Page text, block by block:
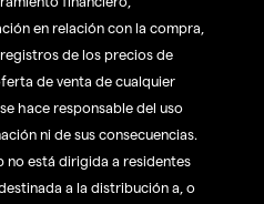
en relación con la compra,
de los precios de
de venta de cualquier
hace responsable del uso
ni de sus consecuencias.
no está dirigida a residentes
a la distribución a, o